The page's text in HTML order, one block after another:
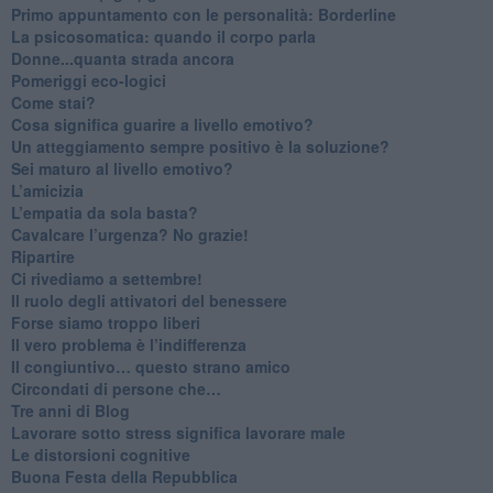
​Primo appuntamento con le personalità: Borderline
La psicosomatica: quando il corpo parla
Donne...quanta strada ancora
​Pomeriggi eco-logici
​Come stai?
Cosa significa guarire a livello emotivo?
​Un atteggiamento sempre positivo è la soluzione?
​Sei maturo al livello emotivo?
​L’amicizia
​L’empatia da sola basta?
​Cavalcare l’urgenza? No grazie!
Ripartire
​Ci rivediamo a settembre!
​Il ruolo degli attivatori del benessere
​Forse siamo troppo liberi
​Il vero problema è l’indifferenza
​Il congiuntivo… questo strano amico
​Circondati di persone che…
​Tre anni di Blog
​Lavorare sotto stress significa lavorare male
​Le distorsioni cognitive
​Buona Festa della Repubblica